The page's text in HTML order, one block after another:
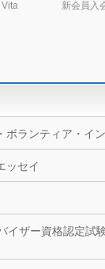
Vita
新会員入
ボランティア・イ
ッセイ
イザー資格認定試